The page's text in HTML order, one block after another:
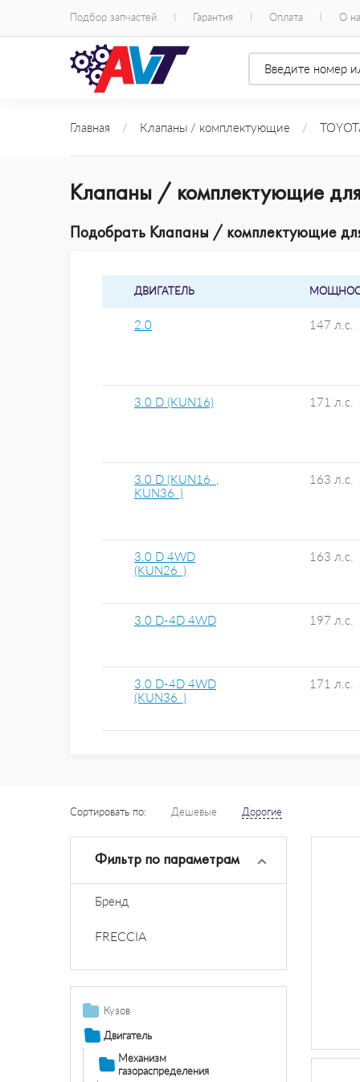
Подбор запчастей Гарантия Оплата О
Главная / Клапаны / комплектующие /
Клапаны / комплектующие
Подобрать Клапаны / комплектующие
ДВИГАТЕЛЬ
2.0 147 л.с.
3.0 D (KUN16) 171 л.с.
3.0 D (KUN16_,
KUN36_)
163 л.с.
3.0 D 4WD
(KUN26_)
163 л.с.
3.0 D-4D 4WD 197 л.с.
3.0 D-4D 4WD
(KUN36_)
171 л.с.
Сортировать по: Дешевые Дорогие
Фильтр по параметрам
Бренд
FRECCIA
Кузов
Газовые пружины
Дополнительная
фара /
Двигатель
Механизм
газораспределения